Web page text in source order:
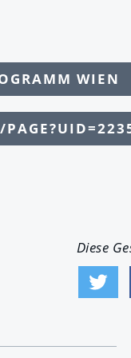
WIEN
Diese